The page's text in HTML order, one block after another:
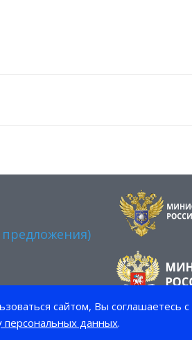
сайтом, Вы соглашаетесь с
персональных данных.